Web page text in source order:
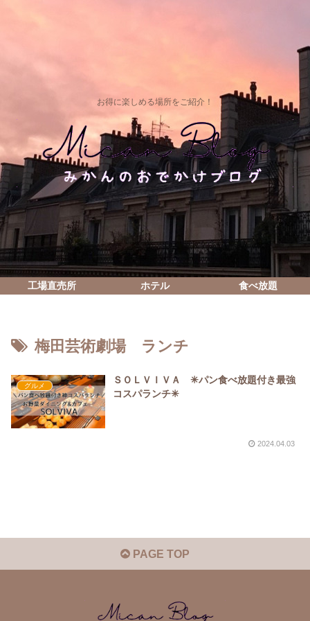
お得に楽しめる場所をご紹介！
工場直売所 ホテル 食べ放題
梅田芸術劇場 ランチ
グルメ
ＳＯＬＶＩＶＡ ✳︎パン食べ放題付き最強
コスパランチ✳︎
2024.04.03
PAGE TOP